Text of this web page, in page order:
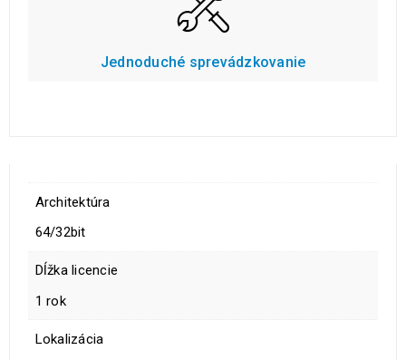
Jednoduché sprevádzkovanie
Architektúra
64/32bit
Dĺžka licencie
1 rok
Lokalizácia